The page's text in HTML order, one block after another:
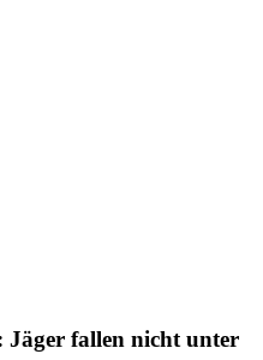
fallen nicht unter